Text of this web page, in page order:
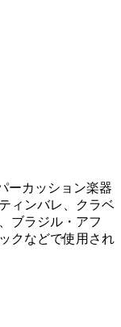
ーカッション楽器
ィンバレ、クラベ
ブラジル・アフ
クなどで使用され